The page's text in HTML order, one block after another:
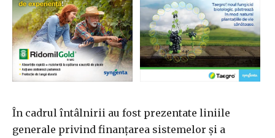
În cadrul întâlnirii au fost prezentate liniile
generale privind finanţarea sistemelor şi a